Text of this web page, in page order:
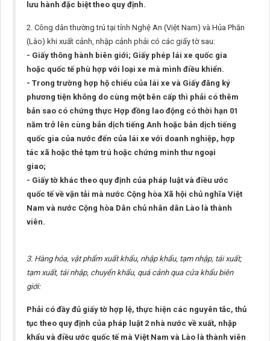
lưu hành đặc biệt theo quy định.
2. Công dân thường trú tại tỉnh Nghệ An (Việt Nam) và Hủa Phăn
(Lào) khi xuất cảnh, nhập cảnh phải có các giấy tờ sau:
- Giấy thông hành biên giới; Giấy phép lái xe quốc gia
hoặc quốc tế phù hợp với loại xe mà mình điều khiển.
- Trong trường hợp hộ chiếu của lái xe và Giấy đăng ký
phương tiện không do cùng một bên cấp thì phải có thêm
bản sao có chứng thực Hợp đồng lao động có thời hạn 01
năm trở lên cùng bản dịch tiếng Anh hoặc bản dịch tiếng
quốc gia của nước đến của lái xe với doanh nghiệp, hợp
tác xã hoặc thẻ tạm trú hoặc chứng minh thư ngoại
giao;
- Giấy tờ khác theo quy định của pháp luật và điều ước
quốc tế về vận tải mà nước Cộng hòa Xã hội chủ nghĩa Việt
Nam và nước Cộng hòa Dân chủ nhân dân Lào là thành
viên.
3. Hàng hóa, vật phẩm xuất khẩu, nhập khẩu, tạm nhập, tái xuất;
tạm xuất, tái nhập, chuyển khẩu, quá cảnh qua cửa khẩu biên
giới:
Phải có đầy đủ giấy tờ hợp lệ, thực hiện các nguyên tắc, thủ
tục theo quy định của pháp luật 2 nhà nước về xuất, nhập
khẩu và điều ước quốc tế mà Việt Nam và Lào là thành viên